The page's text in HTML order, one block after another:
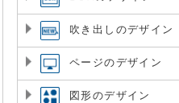
吹き出しのデザイン
ページのデザイン
図形のデザイン